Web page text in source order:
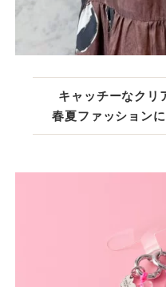
キャッチーなクリ
春夏ファッション